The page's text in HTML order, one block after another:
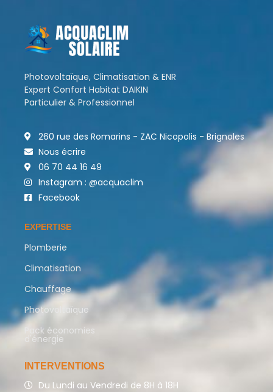
Photovoltaïque, Climatisation & ENR
Expert Confort Habitat DAIKIN
Particulier & Professionnel
260 rue des Romarins - ZAC Nicopolis - Brignoles
Nous écrire
06 70 44 16 49
Instagram : @acquaclim
Facebook
EXPERTISE
Plomberie
Climatisation
Chauffage
Photovoltaïque
Pack économies
d'énergie
INTERVENTIONS
Du Lundi au Vendredi de 8H à 18H